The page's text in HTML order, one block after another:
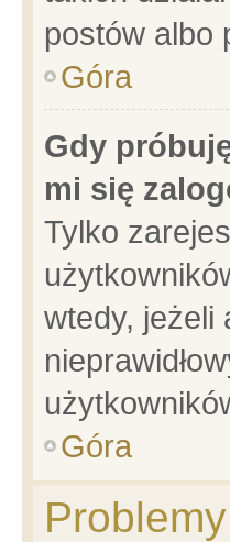
postów albo
Góra
Gdy
mi się
Tylko
wtedy, jeżeli
Góra